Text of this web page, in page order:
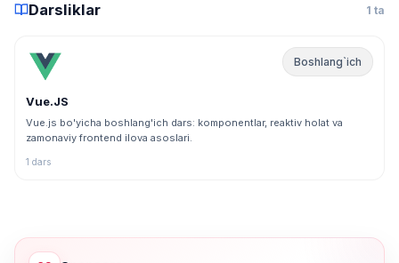
Darsliklar 1 ta
Boshlang`ich
Vue.JS
Vue.js bo'yicha boshlang'ich dars: komponentlar, reaktiv holat va
zamonaviy frontend ilova asoslari.
1 dars